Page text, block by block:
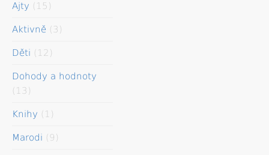
Ajty (15)
Aktivně (3)
Děti (12)
Dohody a hodnoty
(13)
Knihy (1)
Marodi (9)